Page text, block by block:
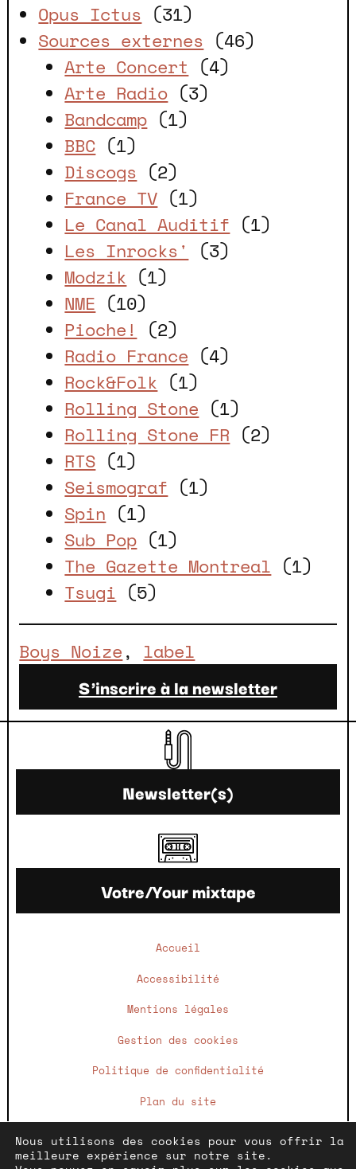
Opus Ictus (31)
Sources externes (46)
Arte Concert (4)
Arte Radio (3)
Bandcamp (1)
BBC (1)
Discogs (2)
France TV (1)
Le Canal Auditif (1)
Les Inrocks'
(3)
Modzik (1)
NME (10)
Pioche!
(2)
Radio France (4)
Rock&Folk (1)
Rolling Stone (1)
Rolling Stone FR (2)
RTS (1)
Seismograf (1)
Spin (1)
Sub Pop (1)
The Gazette Montreal (1)
Tsugi (5)
Boys Noize, label
S'inscrire à la newsletter
Newsletter(s)
Votre/Your mixtape
Accueil
Accessibilité
Mentions légales
Gestion des cookies
Politique de confidentialité
Plan du site
Nous utilisons des cookies pour vous offrir la
meilleure expérience sur notre site.